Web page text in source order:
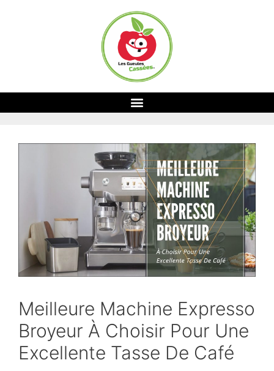
Meilleure Machine Expresso
Broyeur À Choisir Pour Une
Excellente Tasse De Café